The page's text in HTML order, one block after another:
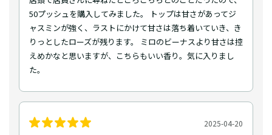
50プッシュを購入してみました。 トップは甘さがあってジ
ャスミンが強く、ラストにかけて甘さは落ち着いていき、き
りっとしたローズが残ります。 ミロのビーナスより甘さは控
えめかなと思いますが、こちらもいい香り。気に入りまし
た。
2025-04-20